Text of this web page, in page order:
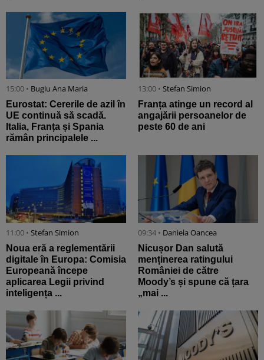
15:00 • Bugiu ⁠Ana Maria
Eurostat: Cererile de azil în
UE continuă să scadă.
Italia, Franța și Spania
rămân principalele ...
13:00 • Stefan Simion
Franța atinge un record al
angajării persoanelor de
peste 60 de ani
11:00 • Stefan Simion
Noua eră a reglementării
digitale în Europa: Comisia
Europeană începe
aplicarea Legii privind
inteligența ...
09:34 • Daniela Oancea
Nicușor Dan salută
menținerea ratingului
României de către
Moody’s și spune că țara
„mai ...